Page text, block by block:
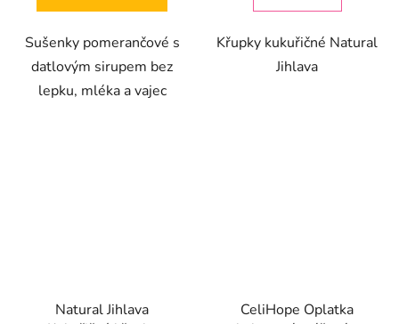
Sušenky pomerančové s
datlovým sirupem bez
lepku, mléka a vajec
Křupky kukuřičné Natural
Jihlava
Natural Jihlava
CeliHope Oplatka